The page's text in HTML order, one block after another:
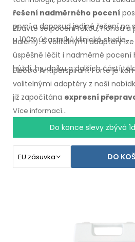
řešení nadměrného pocení
první a doposud jediné řešení na
u 100% účastníků klinické studie.
Zbavte se pocení rukou, nohou a
balení). S volitelnými adaptéry
úspěšně léčit i nadměrné pocení
hýždí, hrudníku a dalších částí
Electro Antiperspirant Forte je
volitelnými adaptéry z naší
již započítána expresní
záruka vrácení peněz v
Návod k použití ve Vašem jazyce.
Více informací...
Do konce slevy zbývá
DO